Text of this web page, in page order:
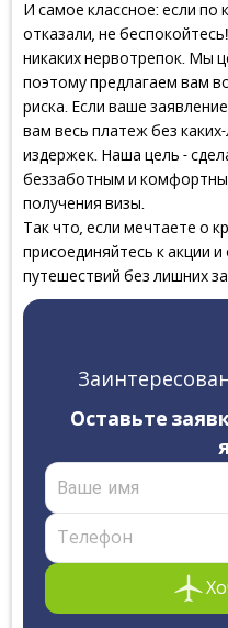
И самое классное: если по
отказали, не
никаких нервотрепок. Мы
поэтому предлагаем вам
риска. Если ваше
вам весь платеж без
издержек. Наша цель -
беззаботным и
получения визы.
Так что, если мечтаете о
присоединяйтесь к акции
путешествий без лишних
Оставьте